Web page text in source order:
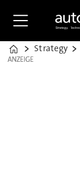
Home
Strategy
ANZEIGE
ANZEIGE